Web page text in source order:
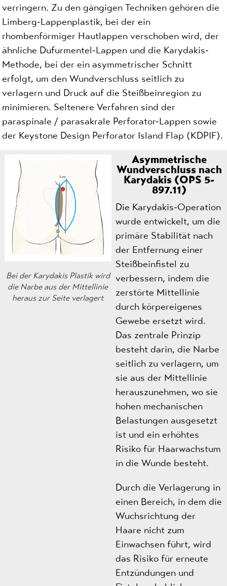
verringern. Zu den gängigen Techniken gehören die
Limberg-Lappenplastik, bei der ein
rhombenförmiger Hautlappen verschoben wird, der
ähnliche Dufurmentel-Lappen und die Karydakis-
Methode, bei der ein asymmetrischer Schnitt
erfolgt, um den Wundverschluss seitlich zu
verlagern und Druck auf die Steißbeinregion zu
minimieren. Seltenere Verfahren sind der
paraspinale / parasakrale Perforator-Lappen sowie
der Keystone Design Perforator Island Flap (KDPIF).
Bei der Karydakis Plastik wird
die Narbe aus der Mittellinie
heraus zur Seite verlagert
Asymmetrische
Wundverschluss nach
Karydakis (OPS 5-
897.11)
Die Karydakis-Operation
wurde entwickelt, um die
primäre Stabilität nach
der Entfernung einer
Steißbeinfistel zu
verbessern, indem die
zerstörte Mittellinie
durch körpereigenes
Gewebe ersetzt wird.
Das zentrale Prinzip
besteht darin, die Narbe
seitlich zu verlagern, um
sie aus der Mittellinie
herauszunehmen, wo sie
hohen mechanischen
Belastungen ausgesetzt
ist und ein erhöhtes
Risiko für Haarwachstum
in die Wunde besteht.
Durch die Verlagerung in
einen Bereich, in dem die
Wuchsrichtung der
Haare nicht zum
Einwachsen führt, wird
das Risiko für erneute
Entzündungen und